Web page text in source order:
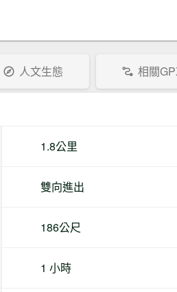
人文生態 相關
1.8公里
雙向進出
186公尺
1 小時